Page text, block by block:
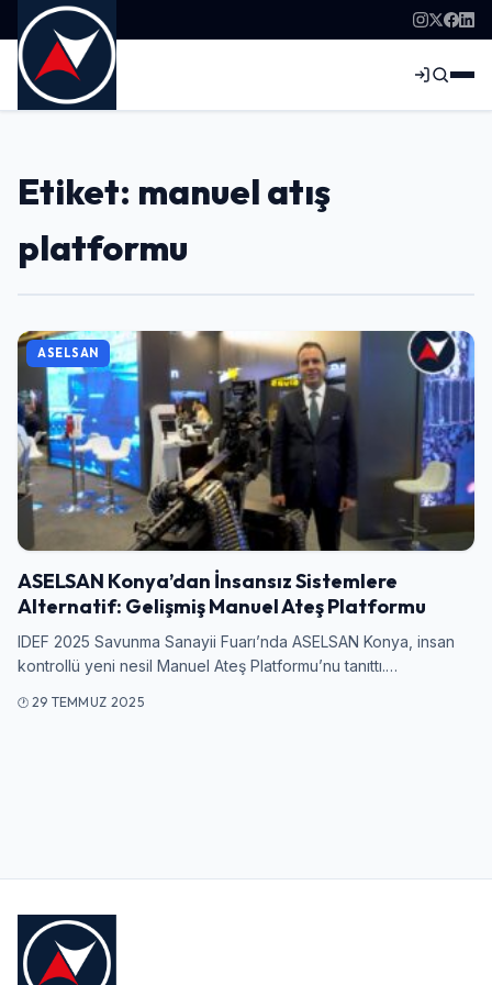
Etiket: manuel atış
platformu
ASELSAN
ASELSAN Konya’dan İnsansız Sistemlere
Alternatif: Gelişmiş Manuel Ateş Platformu
IDEF 2025 Savunma Sanayii Fuarı’nda ASELSAN Konya, insan
kontrollü yeni nesil Manuel Ateş Platformu’nu tanıttı.…
29 TEMMUZ 2025
Giriş Yap
Kullanıcı Adı veya E-posta